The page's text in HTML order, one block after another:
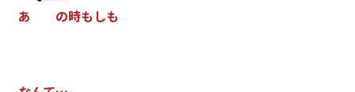
あ の時もしも